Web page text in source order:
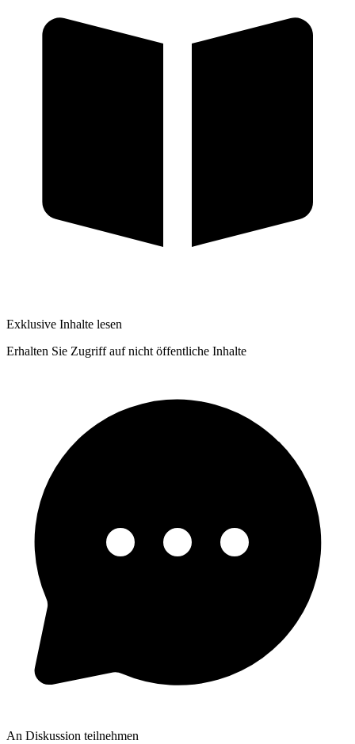
Exklusive Inhalte lesen
Erhalten Sie Zugriff auf nicht öffentliche Inhalte
An Diskussion teilnehmen